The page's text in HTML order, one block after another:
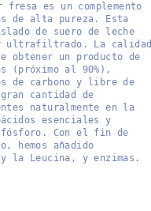
fresa es un complemento
de alta pureza. Esta
de suero de leche
ultrafiltrado. La calidad
obtener un producto de
(próximo al 90%),
de carbono y libre de
cantidad de
naturalmente en la
esenciales y
Con el fin de
hemos añadido
y la Leucina, y enzimas.